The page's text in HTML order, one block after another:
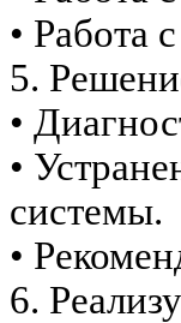
• Работа
5.
•
•
системы.
•
6.